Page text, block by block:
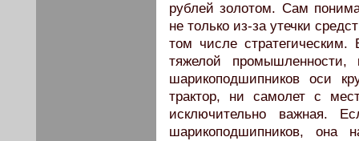
рублей золотом. Сам
не только из-за утечки
том числе
тяжелой
шарикоподшипников оси
трактор, ни самолет с
исключительно важная.
шарикоподшипников, она